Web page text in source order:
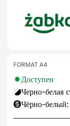
FORMAT A4
Доступен
Черно-белая
Чёрно-